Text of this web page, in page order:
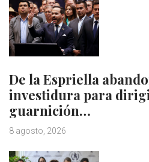
De la Espriella
investidura para
guarnición…
8 agosto, 2026